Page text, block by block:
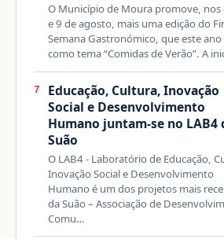
O Município de Moura promove, nos
e 9 de agosto, mais uma edição do
Semana Gastronómico, que este
como tema “Comidas de Verão”. A
7
Educação, Cultura, Inovação
Social e Desenvolvimento
Humano juntam-se no LAB4
Suão
O LAB4 - Laboratório de Educação,
Inovação Social e Desenvolvimento
Humano é um dos projetos mais
da Suão – Associação de
Comu…